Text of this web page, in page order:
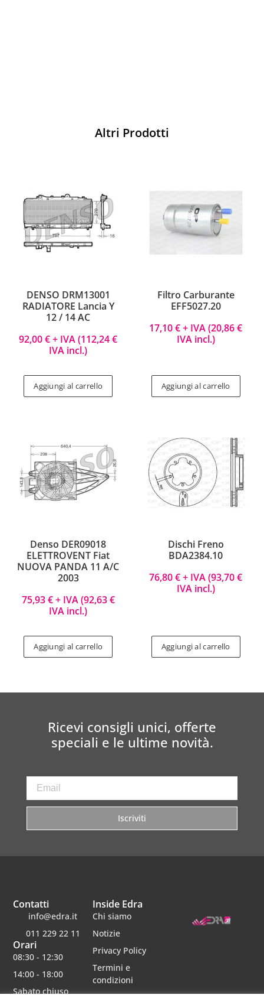
Altri Prodotti
DENSO DRM13001
RADIATORE Lancia Y
12 / 14 AC
92,00€+ IVA (112,24€
IVA incl.)
Aggiungi al carrello
Filtro Carburante
EFF5027.20
17,10€+ IVA (20,86€
IVA incl.)
Aggiungi al carrello
Denso DER09018
ELETTROVENT Fiat
NUOVA PANDA 11 A/C
2003
75,93€+ IVA (92,63€
IVA incl.)
Aggiungi al carrello
Dischi Freno
BDA2384.10
76,80€+ IVA (93,70€
IVA incl.)
Aggiungi al carrello
Ricevi consigli unici, offerte
speciali e le ultime novità.
Iscriviti
Inside Edra
Chi siamo
Notizie
Privacy Policy
Termini e
condizioni
Contatti
info@edra.it
011 229 22 11
Orari
08:30 - 12:30
14:00 - 18:00
Sabato chiuso